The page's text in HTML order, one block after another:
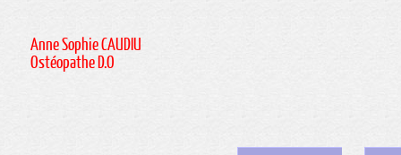
Anne Sophie CAUDIU
Ostéopathe D.O